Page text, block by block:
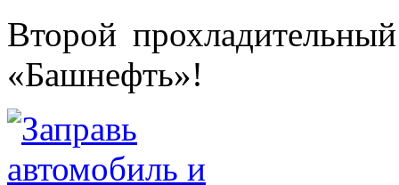
Второй
«Башнефть»!